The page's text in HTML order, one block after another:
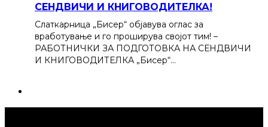
СЕНДВИЧИ И КНИГОВОДИТЕЛКА!
Слаткарница „Бисер“ објавува оглас за
вработување и го проширува својот тим! –
РАБОТНИЧКИ ЗА ПОДГОТОВКА НА СЕНДВИЧИ
И КНИГОВОДИТЕЛКА „Бисер“…